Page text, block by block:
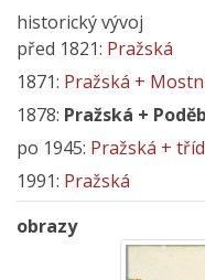
historický vývoj
před 1821: Pražská
1871: Pražská +
1878: Pražská +
po 1945: Pražská +
1991: Pražská
obrazy